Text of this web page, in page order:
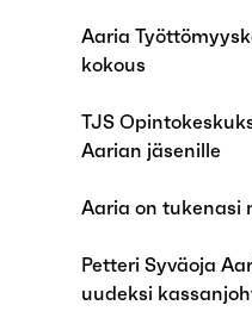
Aaria
kokous
TJS
Aarian jäsenille
Aaria on tukenasi
Petteri Syväoja
uudeksi